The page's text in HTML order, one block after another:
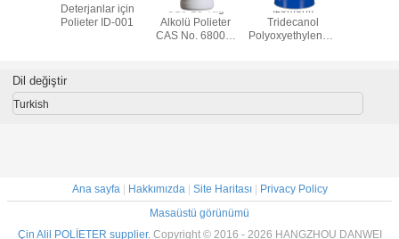
Deterjanlar için
Polieter ID-001
C16-18 Yağ
Alkolü Polieter
CAS No. 68002-
Izomerik
Tridecanol
PolyoxyethyleneEther
Dil değiştir
Turkish
Ana sayfa| Hakkımızda| Site Haritası| Privacy Policy
Masaüstü görünümü
Çin Alil POLİETER supplier. Copyright © 2016 - 2026 HANGZHOU DANWEI